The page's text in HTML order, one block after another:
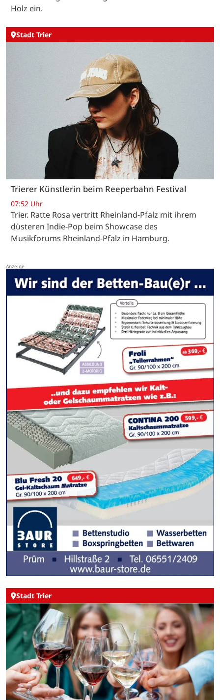
Holz ein.
Stadt Trier
Trierer Künstlerin beim Reeperbahn Festival
07:52 Uhr
Trier. Ratte Rosa vertritt Rheinland-Pfalz mit ihrem
düsteren Indie-Pop beim Showcase des
Musikforums Rheinland-Pfalz in Hamburg.
Stadt Trier